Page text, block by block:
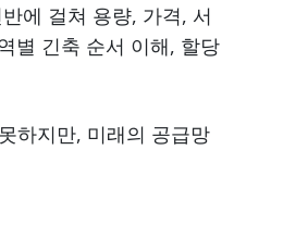
에 걸쳐 용량, 가격, 서
별 긴축 순서 이해, 할당
하지만, 미래의 공급망